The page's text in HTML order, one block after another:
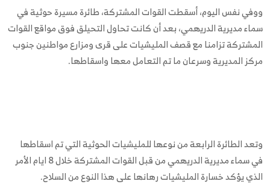
ووفي نفس اليوم، أسقطت القوات المشتركة، طائرة مسيرة حوثية في
سماء مديرية الدريهمي، بعد أن كانت تحاول التحيلق فوق مواقع القوات
المشتركة تزامنا مع قصف المليشيات على قرى ومزارع مواطنين جنوب
مركز المديرية وسرعان ما تم التعامل معها واسقاطها.
وتعد الطائرة الرابعة من نوعها للمليشيات الحوثية التي تم اسقاطها
في سماء مديرية الدريهمي من قبل القوات المشتركة خلال 8 ايام الأمر
الذي يؤكد خسارة المليشيات رهانها على هذا النوع من السلاح.